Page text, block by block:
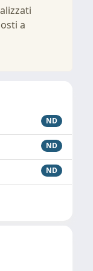
a
ND
ND
ND